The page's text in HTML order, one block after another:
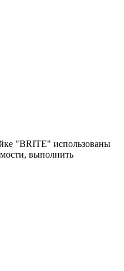
"BRITE" использованы
выполнить